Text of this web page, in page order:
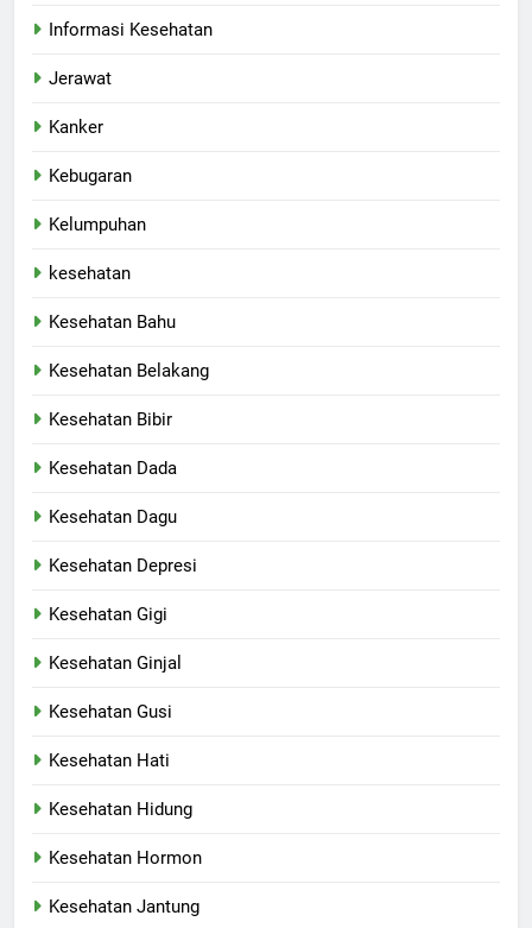
Informasi Kesehatan
Jerawat
Kanker
Kebugaran
Kelumpuhan
kesehatan
Kesehatan Bahu
Kesehatan Belakang
Kesehatan Bibir
Kesehatan Dada
Kesehatan Dagu
Kesehatan Depresi
Kesehatan Gigi
Kesehatan Ginjal
Kesehatan Gusi
Kesehatan Hati
Kesehatan Hidung
Kesehatan Hormon
Kesehatan Jantung